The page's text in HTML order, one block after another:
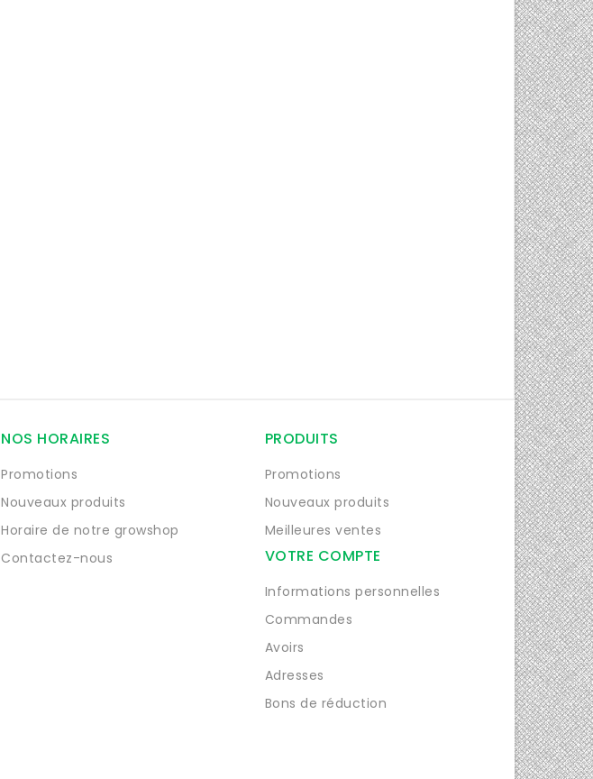
NOS HORAIRES
Promotions
Nouveaux produits
Horaire de notre growshop
Contactez-nous
PRODUITS
Promotions
Nouveaux produits
Meilleures ventes
VOTRE COMPTE
Informations personnelles
Commandes
Avoirs
Adresses
Bons de réduction